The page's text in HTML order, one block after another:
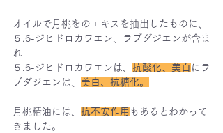
オイルで月桃をのエキスを抽出したものに、
５.6-ジヒドロカワエン、ラブダジエンが含ま
れ
５.6-ジヒドロカワエンは、 抗酸化、美白 にラ
ブダジエンは、 美白、抗糖化。
月桃精油には、 抗不安作用 もあるとわかって
きました。